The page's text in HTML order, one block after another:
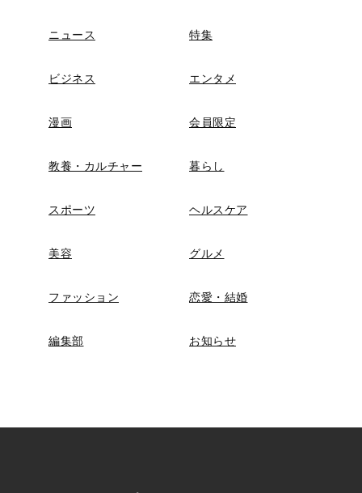
ニュース 特集
ビジネス エンタメ
漫画 会員限定
教養・カルチャー 暮らし
スポーツ ヘルスケア
美容 グルメ
ファッション 恋愛・結婚
編集部 お知らせ